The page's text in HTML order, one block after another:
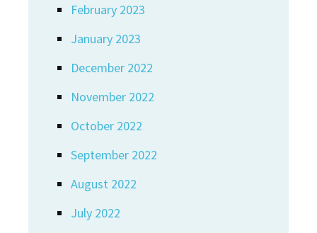
February 2023
January 2023
December 2022
November 2022
October 2022
September 2022
August 2022
July 2022